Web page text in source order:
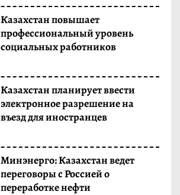
Казахстан повышает
профессиональный уровень
социальных работников
Казахстан планирует ввести
электронное разрешение на
въезд для иностранцев
Минэнерго: Казахстан ведет
переговоры с Россией о
переработке нефти